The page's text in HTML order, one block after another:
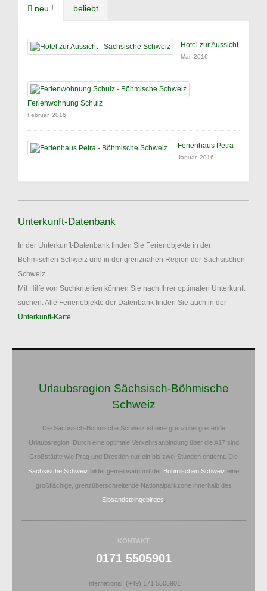
neu ! beliebt
Hotel zur Aussicht
Mai, 2016
Ferienwohnung Schulz
Februar, 2016
Ferienhaus Petra
Januar, 2016
Unterkunft-Datenbank
In der Unterkunft-Datenbank finden Sie Ferienobjekte in der
Böhmischen Schweiz und in der grenznahen Region der Sächsischen
Schweiz.
Mit Hilfe von Suchkriterien können Sie nach Ihrer optimalen Unterkunft
suchen. Alle Ferienobjekte der Datenbank finden Sie auch in der
Unterkunft-Karte.
Urlaubsregion Sächsisch-Böhmische
Schweiz
Die Sächsisch-Böhmische Schweiz ist eine grenzübergreifende
Urlaubsregion. Durch eine optimale Verkehrsanbindung über die A17 sind
Großstädte wie Prag und Dresden nur ein bis zwei Stunden entfernt. Die
Sächsische Schweiz bildet gemeinsam mit der Böhmischen Schweiz eine
großflächige, grenzüberschreitende Nationalparkzone innerhalb des
Elbsandsteingebirges
KONTAKT
0171 5505901
International: (+49) 171 5505901